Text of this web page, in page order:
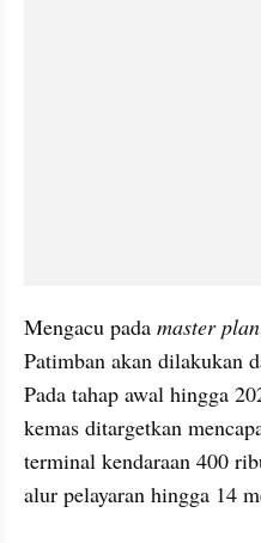
Mengacu pada master plan
Patimban akan dilakukan
Pada tahap awal hingga
kemas ditargetkan
terminal kendaraan 400
alur pelayaran hingga 14